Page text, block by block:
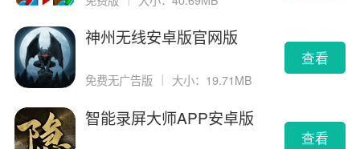
神州无线安卓版官网版
免费无广告版 大小：19.71MB
查看
智能录屏大师APP安卓版
查看